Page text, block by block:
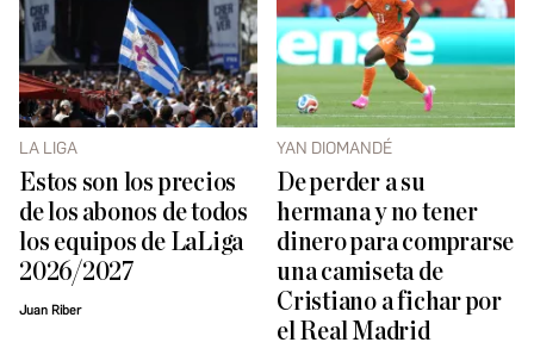
LA LIGA
Estos son los precios
de los abonos de todos
los equipos de LaLiga
2026/2027
Juan Riber
YAN DIOMANDÉ
De perder a su
hermana y no tener
dinero para comprarse
una camiseta de
Cristiano a fichar por
el Real Madrid